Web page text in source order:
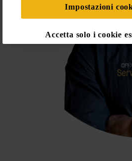
il sito (cookie analitici), (iii) per
personalizzati e non personalizzati
abitudini degli utenti, interazioni
altri siti web o piattaforme social,
esempio Google LLC - scopri
informazioni sulla Privacy Policy
https://business.safety.google/
migliorare l'efficacia della nostra
marketing (cookie di profilazione e
(iv) per personalizzare il contenuto
sito basato sull'utilizzo del sito
Impostazioni
Accetta solo i cookie